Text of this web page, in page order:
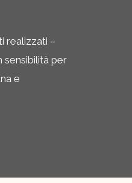
realizzati –
sensibilità per
e